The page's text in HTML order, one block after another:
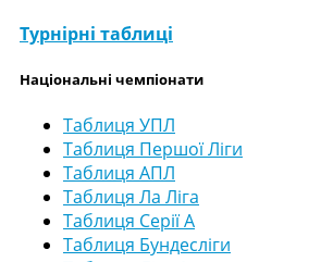
Турнірні таблиці
Національні чемпіонати
Таблиця УПЛ
Таблиця Першої Ліги
Таблиця АПЛ
Таблиця Ла Ліга
Таблиця Серії А
Таблиця Бундесліги